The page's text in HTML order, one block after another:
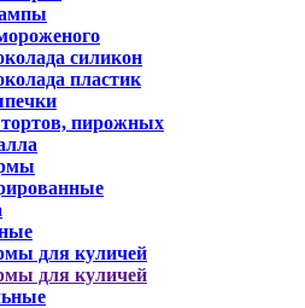
силикон
пластик
пирожных
для куличей
для куличей